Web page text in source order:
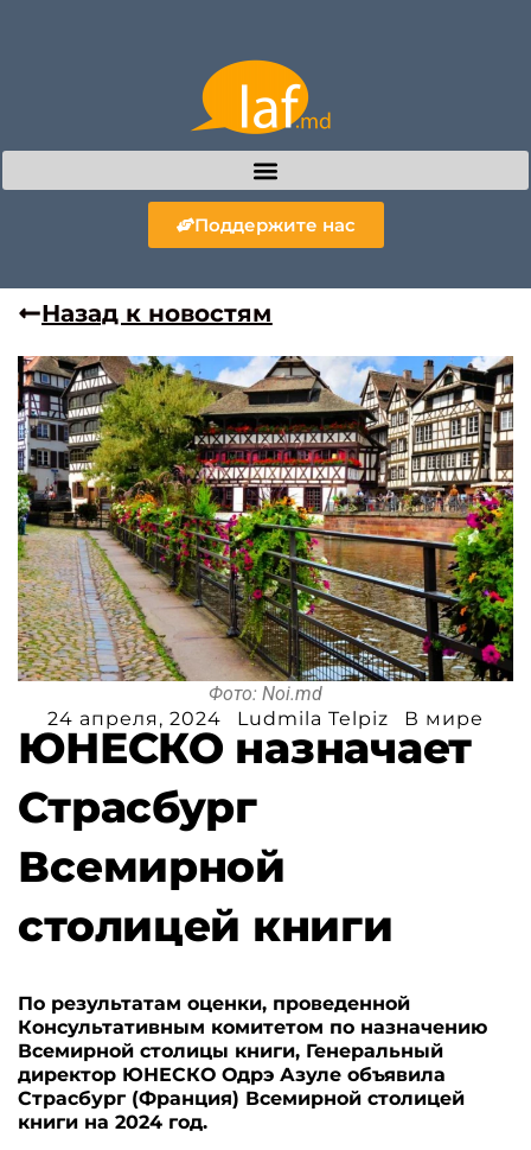
Поддержите нас
Назад к новостям
Фото: Noi.md
24 апреля, 2024
Ludmila Telpiz В мире
ЮНЕСКО назначает
Страсбург
Всемирной
столицей книги
По результатам оценки, проведенной
Консультативным комитетом по назначению
Всемирной столицы книги, Генеральный
директор ЮНЕСКО Одрэ Азуле объявила
Страсбург (Франция) Всемирной столицей
книги на 2024 год.